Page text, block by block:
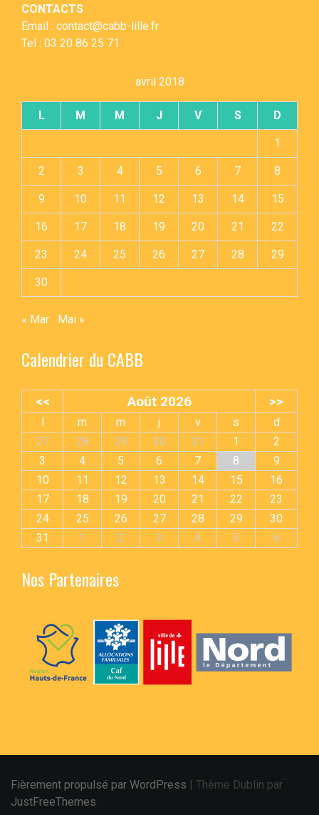
CONTACTS
Email : contact@cabb-lille.fr
Tel : 03 20 86 25 71
avril 2018
L M M J V S D
1
2 3 4 5 6 7 8
9 10 11 12 13 14 15
16 17 18 19 20 21 22
23 24 25 26 27 28 29
30
« Mar Mai »
Calendrier du CABB
<< Août 2026 >>
l m m j v s
d
27
28 29 30 31 1
2
3
4 5 6 7 8
9
10
11 12 13 14 15
16
17
18 19 20 21 22
23
24
25 26 27 28 29
30
31
1 2 3 4 5 6
Nos Partenaires
Fièrement propulsé par WordPress
Thème Dublin par
JustFreeThemes.